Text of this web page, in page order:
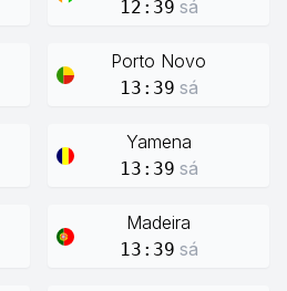
12:39 sá
Porto Novo
13:39 sá
Yamena
13:39 sá
Madeira
13:39 sá